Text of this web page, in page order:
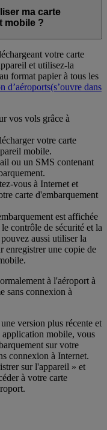
ma carte
mobile ?
votre carte
et utilisez-la
format papier à tous les
d’aéroports(s’ouvre dans
vos vols grâce à
votre carte
mobile.
ou un SMS contenant
vous à Internet et
carte d'embarquement
est affichée
contrôle de sécurité et la
aussi utiliser la
enregistrer une copie de
à l'aéroport à
sans connexion à
version plus récente et
application mobile, vous
sur votre
connexion à Internet.
sur l'appareil » et
à votre carte